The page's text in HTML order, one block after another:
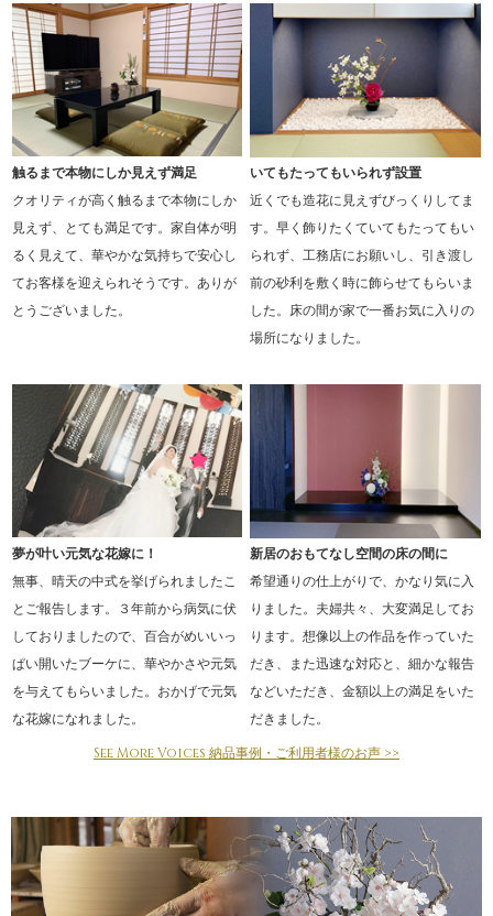
触るまで本物にしか見えず満足
クオリティが高く触るまで本物にしか
見えず、とても満足です。家自体が明
るく見えて、華やかな気持ちで安心し
てお客様を迎えられそうです。ありが
とうございました。
いてもたってもいられず設置
近くでも造花に見えずびっくりしてま
す。早く飾りたくていてもたってもい
られず、工務店にお願いし、引き渡し
前の砂利を敷く時に飾らせてもらいま
した。床の間が家で一番お気に入りの
場所になりました。
夢が叶い元気な花嫁に！
無事、晴天の中式を挙げられましたこ
とご報告します。３年前から病気に伏
しておりましたので、百合がめいいっ
ぱい開いたブーケに、華やかさや元気
を与えてもらいました。おかげで元気
な花嫁になれました。
新居のおもてなし空間の床の間に
希望通りの仕上がりで、かなり気に入
りました。夫婦共々、大変満足してお
ります。想像以上の作品を作っていた
だき、また迅速な対応と、細かな報告
などいただき、金額以上の満足をいた
だきました。
See More Voices 納品事例・ご利用者様のお声 >>